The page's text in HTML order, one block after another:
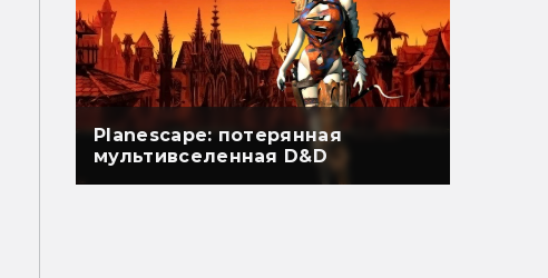
Planescape: потерянная
мультивселенная D&D